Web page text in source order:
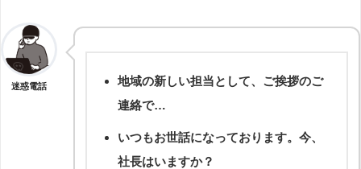
迷惑電話
地域の新しい担当として、ご挨拶のご
連絡で…
いつもお世話になっております。今、
社長はいますか？